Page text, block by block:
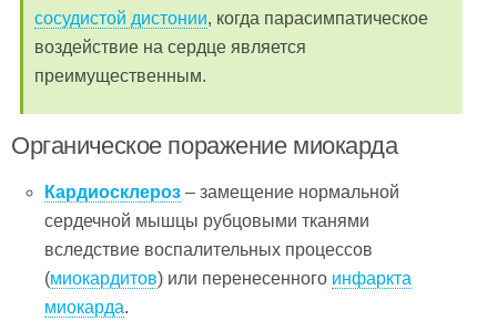
сосудистой дистонии, когда парасимпатическое
воздействие на сердце является
преимущественным.
Органическое поражение миокарда
Кардиосклероз – замещение нормальной
сердечной мышцы рубцовыми тканями
вследствие воспалительных процессов
(миокардитов) или перенесенного инфаркта
миокарда.